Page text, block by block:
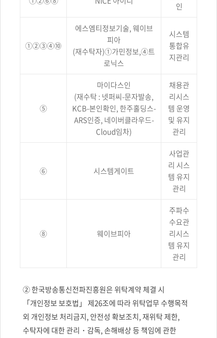
위탁에
위탁받는자
(수탁자),
인
①②③④⑩
에스엠티정보기술, 웨이브
피아
(재수탁자)①가민정보,④트
로닉스
시스템
통합유
지관리
⑤
마이다스인
(재수탁 : 넷퍼씨-문자발송,
KCB-본인확인, 한주홀딩스-
ARS인증, 네이버클라우드-
Cloud임차)
채용관
리시스
템 운영
및 유지
관리
⑥ 시스템게이트
사업관
리 시스
템 유지
관리
⑧ 웨이브피아
주파수
수요관
리시스
템 유지
관리
② 한국방송통신전파진흥원은 위탁계약 체결 시
「개인정보 보호법」 제26조에 따라 위탁업무 수행목적
외 개인정보 처리금지, 안전성 확보조치, 재위탁 제한,
수탁자에 대한 관리・감독, 손해배상 등 책임에 관한